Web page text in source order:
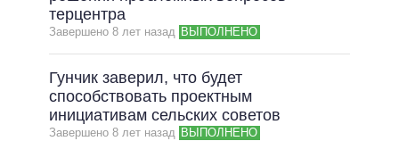
терцентра
Завершено 8 лет назад ВЫПОЛНЕНО
Гунчик заверил, что будет
способствовать проектным
инициативам сельских советов
Завершено 8 лет назад ВЫПОЛНЕНО